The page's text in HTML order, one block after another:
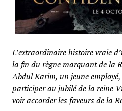
L’extraordinaire histoire vraie
la fin du règne marquant de la
Abdul Karim, un jeune employé,
participer au jubilé de la reine
voir accorder les faveurs de la